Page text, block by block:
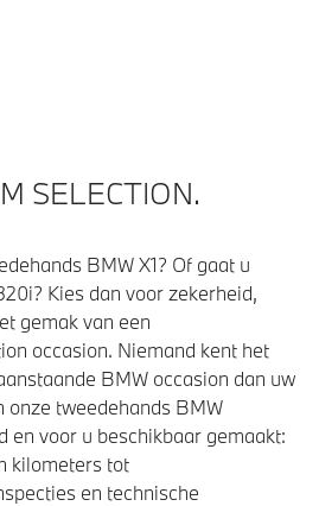
SELECTION.
BMW X1? Of gaat u
Kies dan voor zekerheid,
gemak van een
occasion. Niemand kent het
BMW occasion dan uw
onze tweedehands BMW
en voor u beschikbaar gemaakt:
kilometers tot
en technische